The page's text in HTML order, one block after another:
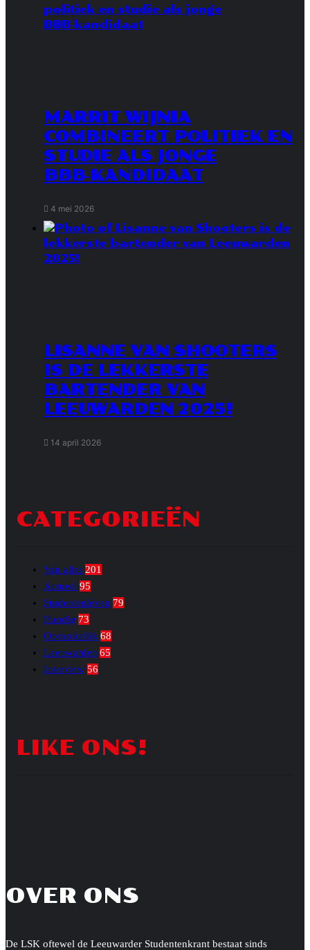
MARRIT WIJNIA
COMBINEERT POLITIEK EN
STUDIE ALS JONGE
BBB‑KANDIDAAT
4 mei 2026
LISANNE VAN SHOOTERS
IS DE LEKKERSTE
BARTENDER VAN
LEEUWARDEN 2025!
14 april 2026
CATEGORIEËN
Van alles 201
Actueel 95
Studentenleven 79
Handig 73
Opmerkelijk 68
Leeuwarden 65
Interview 56
LIKE ONS!
OVER ONS
De LSK oftewel de Leeuwarder Studentenkrant bestaat sinds